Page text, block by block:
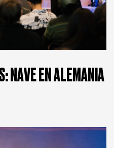
NAVE EN ALEMANIA